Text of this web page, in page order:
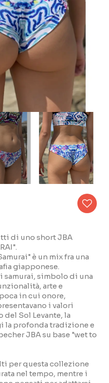
di uno short JBA
è un mix fra una
giapponese.
samurai, simbolo di una
arte e
in cui onore,
i valori
Sol Levante, la
la profonda tradizione e
JBA su base "wet to
per questa collezione
nel tempo, mentre i